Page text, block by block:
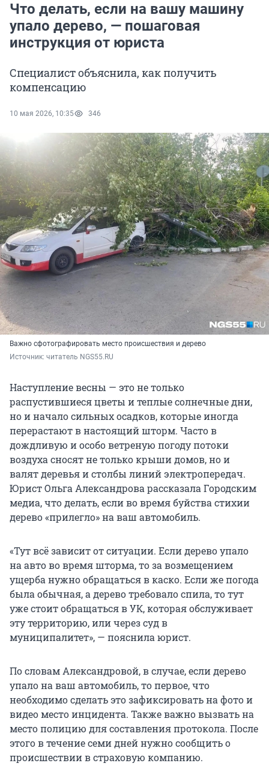
Что делать, если на вашу машину
упало дерево, — пошаговая
инструкция от юриста
Специалист объяснила, как получить
компенсацию
10 мая 2026, 10:35 346
Важно сфотографировать место происшествия и дерево
Источник: читатель NGS55.RU
Наступление весны — это не только
распустившиеся цветы и теплые солнечные дни,
но и начало сильных осадков, которые иногда
перерастают в настоящий шторм. Часто в
дождливую и особо ветреную погоду потоки
воздуха сносят не только крыши домов, но и
валят деревья и столбы линий электропередач.
Юрист Ольга Александрова рассказала Городским
медиа, что делать, если во время буйства стихии
дерево «прилегло» на ваш автомобиль.
«Тут всё зависит от ситуации. Если дерево упало
на авто во время шторма, то за возмещением
ущерба нужно обращаться в каско. Если же погода
была обычная, а дерево требовало спила, то тут
уже стоит обращаться в УК, которая обслуживает
эту территорию, или через суд в
муниципалитет», — пояснила юрист.
По словам Александровой, в случае, если дерево
упало на ваш автомобиль, то первое, что
необходимо сделать это зафиксировать на фото и
видео место инцидента. Также важно вызвать на
место полицию для составления протокола. После
этого в течение семи дней нужно сообщить о
происшествии в страховую компанию.